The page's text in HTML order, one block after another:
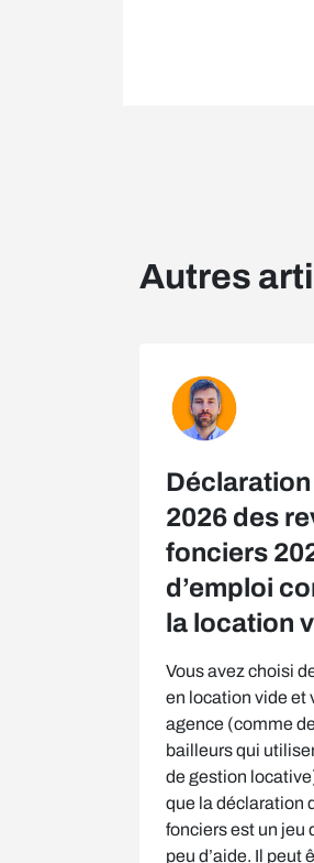
Autres
2026 des
fonciers
d’emploi
la location
Vous avez choisi
en location vide et
agence (comme
bailleurs qui
de gestion
que la déclaration
fonciers est un jeu
peu d’aide. Il peut